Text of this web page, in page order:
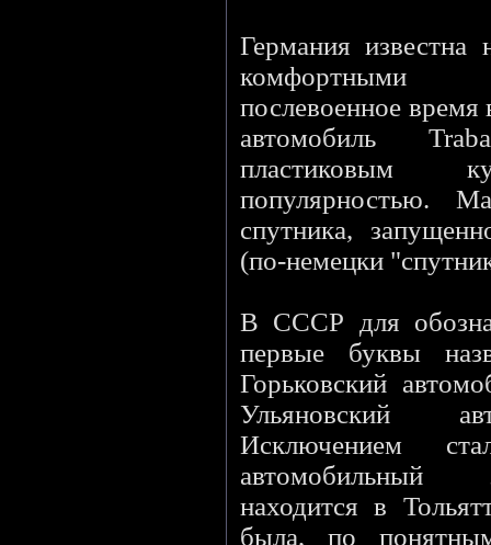
Германия
комфортными
послевоенное
автомобиль
пластиковым
популярностью.
спутника,
(по-немецки
В СССР для
первые буквы
Горьковский
Ульяновский
Исключением
автомобильный
находится в
была, по